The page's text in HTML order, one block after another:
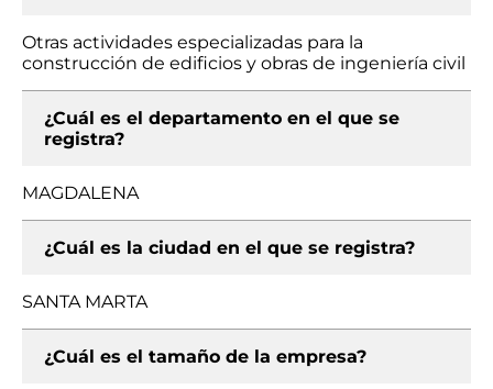
Otras actividades especializadas para la
construcción de edificios y obras de ingeniería civil
¿Cuál es el departamento en el que se
registra?
MAGDALENA
¿Cuál es la ciudad en el que se registra?
SANTA MARTA
¿Cuál es el tamaño de la empresa?